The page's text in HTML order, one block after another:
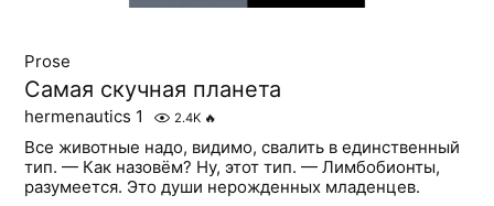
Prose
Самая скучная планета
hermenautics 1 2.4K 🔥
Все животные надо, видимо, свалить в единственный
тип. — Как назовём? Ну, этот тип. — Лимбобионты,
разумеется. Это души нерожденных младенцев.